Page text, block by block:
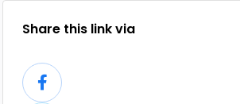
Share this link via